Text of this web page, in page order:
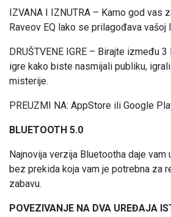
IZVANA I IZNUTRA – Kamo god vas
Raveov EQ lako se prilagođava vašoj
DRUŠTVENE IGRE – Birajte između
igre kako biste nasmijali publiku,
misterije.
PREUZMI NA: AppStore ili Google
BLUETOOTH 5.0
Najnovija verzija Bluetootha daje
bez prekida koja vam je potrebna za
zabavu.
POVEZIVANJE NA DVA UREĐAJA